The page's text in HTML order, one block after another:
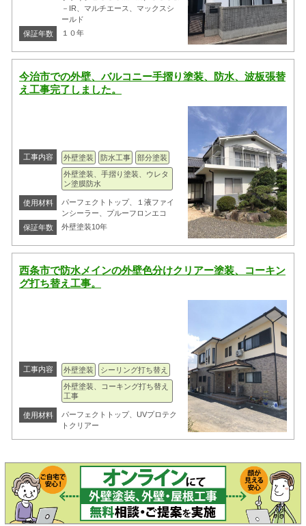
－IR、マルチエース、マックスシ
ールド
保証年数
１０年
今治市での外壁、バルコニー手摺り塗装、防水、波板張替
え工事完了しました。
工事内容 外壁塗装 防水工事
部分塗装
外壁塗装、手摺り塗装、ウレタ
ン塗膜防水
使用材料
パーフェクトトップ、１液ファイ
ンシーラー、プルーフロンエコ
保証年数
外壁塗装10年
西条市で防水メインの外壁色分けクリアー塗装、コーキン
グ打ち替え工事。
工事内容 外壁塗装
シーリング打ち替え
外壁塗装、コーキング打ち替え
工事
使用材料
パーフェクトトップ、UVプロテク
トクリアー